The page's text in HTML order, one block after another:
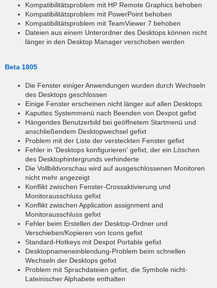
Kompatibilitätsproblem mit HP Remote Graphics behoben
Kompatibilitätsproblem mit PowerPoint behoben
Kompatibilitätsproblem mit TeamViewer 7 behoben
Dateien aus einem Unterordner des Desktops können nicht
länger in den Desktop Manager verschoben werden
Beta 1805
Die Fenster einiger Anwendungen wurden durch Wechseln
des Desktops geschlossen
Einige Fenster erscheinen nicht länger auf allen Desktops
Kaputtes Systemmenü nach Beenden von Dexpot gefixt
Hängendes Benutzerbild bei geöffnetem Startmenü und
anschließendem Desktopwechsel gefixt
Problem mit der Liste der versteckten Fenster gefixt
Fehler in 'Desktops konfigurieren' gefixt, der ein Löschen
des Desktophintergrunds verhinderte
Die Vollbildvorschau wird auf ausgeschlossenen Monitoren
nicht mehr angezeigt
Konflikt zwischen Fenster-Crossaktivierung und
Monitorausschluss gefixt
Konflikt zwischen Application assignment and
Monitorausschluss gefixt
Fehler beim Erstellen der Desktop-Ordner und
Verschieben/Kopieren von Icons gefixt
Standard-Hotkeys mit Dexpot Portable gefixt
Desktopnameneinblendung-Problem beim schnellen
Wechseln der Desktops gefixt
Problem mit Sprachdateien gefixt, die Symbole nicht-
Lateinischer Alphabete enthalten